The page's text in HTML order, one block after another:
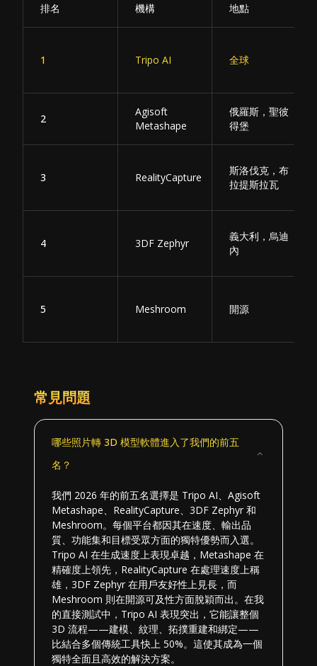
排名 機構 地點
1 Tripo AI 全球
2
Agisoft
Metashape
俄羅斯，聖彼
得堡
3 RealityCapture
斯洛伐克，布
拉提斯拉瓦
4 3DF Zephyr
義大利，烏迪
內
5 Meshroom 開源
常見問題
哪些照片轉 3D 模型軟體進入了我們的前五
名？
我們 2026 年的前五名選擇是 Tripo AI、Agisoft
Metashape、RealityCapture、3DF Zephyr 和
Meshroom。每個平台都因其在速度、輸出品
質、功能集和目標受眾方面的獨特優勢而入選。
Tripo AI 在生成速度上表現卓越，Metashape 在
精確度上領先，RealityCapture 在處理速度上稱
雄，3DF Zephyr 在用戶友好性上見長，而
Meshroom 則在開源可及性方面脫穎而出。在我
的直接測試中，Tripo AI 表現突出，它能讓整個
3D 流程——建模、紋理、拓撲重建和綁定——
比結合多個傳統工具快上 50%。這使其成為一個
獨特全面且高效的解決方案。